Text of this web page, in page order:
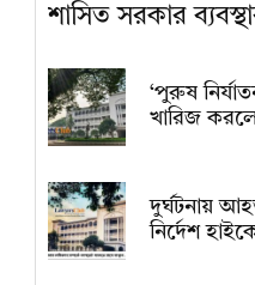
শাসিত সরকার
‘পুরুষ
খারিজ
দুর্ঘটনায়
নির্দেশ